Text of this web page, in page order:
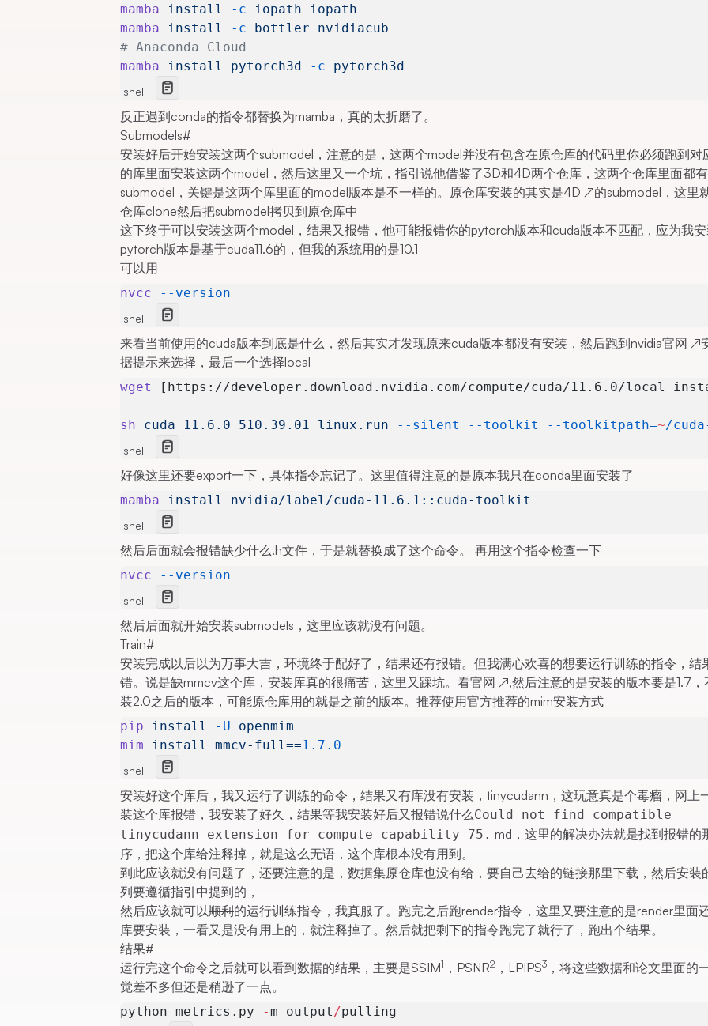
mamba install -c iopath iopath
mamba install -c bottler nvidiacub
# Anaconda Cloud
mamba install pytorch3d -c pytorch3d
shell
反正遇到conda的指令都替换为mamba，真的太折磨了。
Submodels#
安装好后开始安装这两个submodel，注意的是，这两个model并没有包含在原仓库的代码里你必须跑到对
的库里面安装这两个model，然后这里又一个坑，指引说他借鉴了3D和4D两个仓库，这两个仓库里面都
submodel，关键是这两个库里面的model版本是不一样的。原仓库安装的其实是4D ↗的submodel，这里
仓库clone然后把submodel拷贝到原仓库中
这下终于可以安装这两个model，结果又报错，他可能报错你的pytorch版本和cuda版本不匹配，应为我
pytorch版本是基于cuda11.6的，但我的系统用的是10.1
可以用
nvcc --version
shell
来看当前使用的cuda版本到底是什么，然后其实才发现原来cuda版本都没有安装，然后跑到nvidia官网 ↗
据提示来选择，最后一个选择local
wget [https://developer.download.nvidia.com/compute/cuda/11.6.0/
sh cuda_11.6.0_510.39.01_linux.run --silent --toolkit --toolkitpath=~/
shell
好像这里还要export一下，具体指令忘记了。这里值得注意的是原本我只在conda里面安装了
mamba install nvidia/label/cuda-11.6.1::cuda-toolkit
shell
然后后面就会报错缺少什么.h文件，于是就替换成了这个命令。 再用这个指令检查一下
nvcc --version
shell
然后后面就开始安装submodels，这里应该就没有问题。
Train#
安装完成以后以为万事大吉，环境终于配好了，结果还有报错。但我满心欢喜的想要运行训练的指令，结
错。说是缺mmcv这个库，安装库真的很痛苦，这里又踩坑。看官网 ↗,然后注意的是安装的版本要是1.7，
装2.0之后的版本，可能原仓库用的就是之前的版本。推荐使用官方推荐的mim安装方式
pip install -U openmim
mim install mmcv-full==1.7.0
shell
安装好这个库后，我又运行了训练的命令，结果又有库没有安装，tinycudann，这玩意真是个毒瘤，网上
装这个库报错，我安装了好久，结果等我安装好后又报错说什么Could not find compatible
tinycudann extension for compute capability 75. md，这里的解决办法就是找到报错的
序，把这个库给注释掉，就是这么无语，这个库根本没有用到。
到此应该就没有问题了，还要注意的是，数据集原仓库也没有给，要自己去给的链接那里下载，然后安装
列要遵循指引中提到的，
然后应该就可以顺利的运行训练指令，我真服了。跑完之后跑render指令，这里又要注意的是render里面
库要安装，一看又是没有用上的，就注释掉了。然后就把剩下的指令跑完了就行了，跑出个结果。
结果#
运行完这个命令之后就可以看到数据的结果，主要是SSIM1 ，PSNR2 ，LPIPS3 ，将这些数据和论文里面的
觉差不多但还是稍逊了一点。
python metrics.py -m output /pulling